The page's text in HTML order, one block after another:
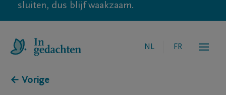
sluiten, dus blijf waakzaam.
NL FR
← Vorige